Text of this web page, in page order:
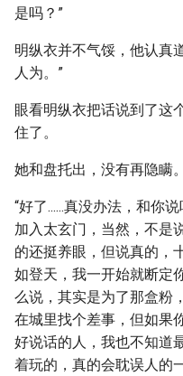
是吗？”
明纵衣并不气馁，他认真
人为。”
眼看明纵衣把话说到了这
住了。
她和盘托出，没有再隐瞒。
“好了......真没办法，和你
加入太玄门，当然，不是
的还挺养眼，但说真的，
如登天，我一开始就断定
么说，其实是为了那盒粉
在城里找个差事，但如果
好说话的人，我也不知道
着玩的，真的会耽误人的